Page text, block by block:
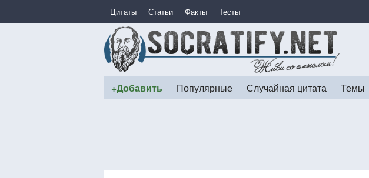
Цитаты Статьи Факты Тесты
+Добавить Популярные Случайная цитата Темы